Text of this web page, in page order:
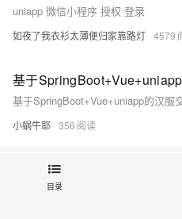
目录
uniapp 微信小程序 授权 登录
如夜了我衣衫太薄便归家靠路灯 4579
小蜗牛耶 356
热门文章